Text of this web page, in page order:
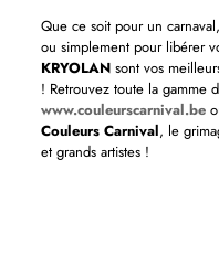
Que ce soit pour un
ou simplement pour libérer
KRYOLANsont vos
! Retrouvez toute la gamme
www.couleurscarnival.be
Couleurs Carnival, le
et grands artistes !